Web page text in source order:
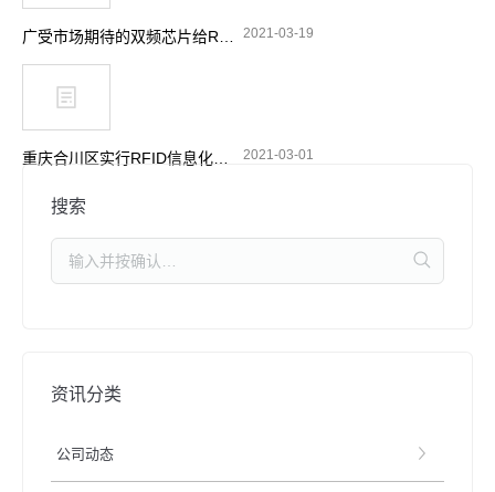
2021-03-19
2021-03-01
搜索
资讯分类
公司动态